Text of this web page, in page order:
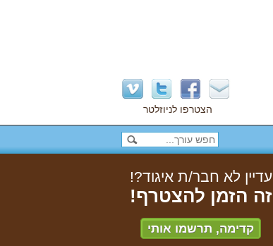
הצטרפו לניוזלטר
עדיין לא חבר/ת איגוד?!
זה הזמן להצטרף!
קדימה, תרשמו אותי